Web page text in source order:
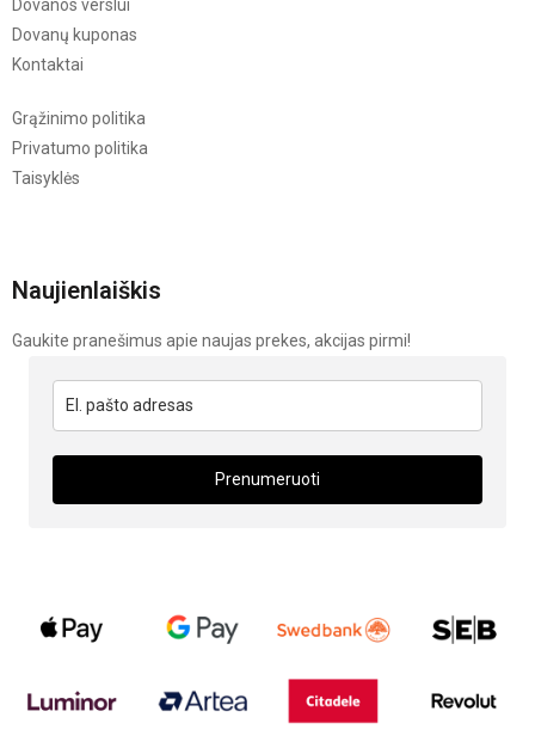
Dovanos verslui
Dovanų kuponas
Kontaktai
Grąžinimo politika
Privatumo politika
Taisyklės
Naujienlaiškis
Gaukite pranešimus apie naujas prekes, akcijas pirmi!
Prenumeruoti